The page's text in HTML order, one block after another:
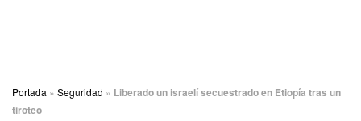
Portada » Seguridad » Liberado un israelí secuestrado en Etiopía tras un
tiroteo